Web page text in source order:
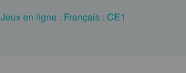
Jeux en ligne : Français : CE1